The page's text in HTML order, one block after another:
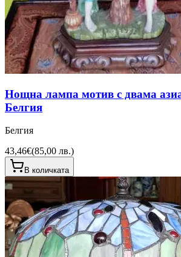
Нощна лампа мотив с двама
Белгия
Белгия
43,46€(85,00 лв.)
В количката